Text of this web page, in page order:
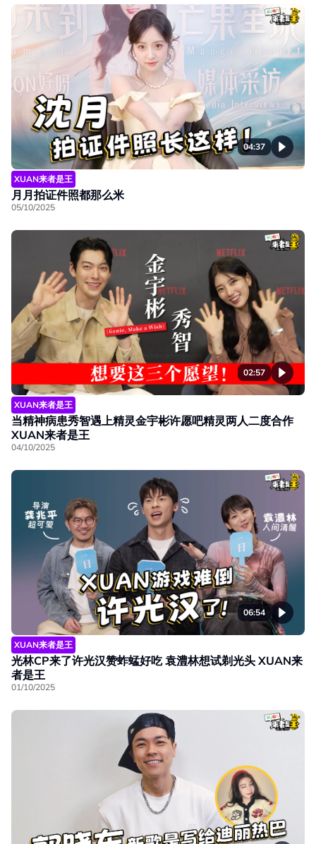
04:37
XUAN来者是王
月月拍证件照都那么米
05/10/2025
02:57
XUAN来者是王
当精神病患秀智遇上精灵金宇彬许愿吧精灵两人二度合作
XUAN来者是王
04/10/2025
06:54
XUAN来者是王
光林CP来了许光汉赞蚱蜢好吃 袁澧林想试剃光头 XUAN来
者是王
01/10/2025